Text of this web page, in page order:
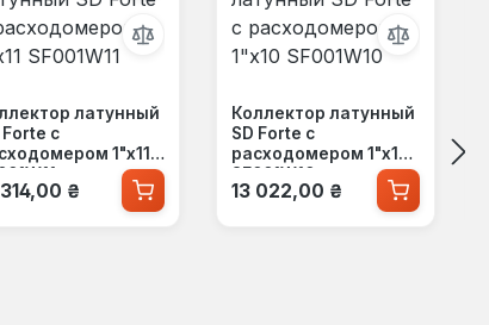
латунный
Forte с
1"х11
цена:
₴
Коллектор латунный
SD Forte с
расходомером 1"х10
SF001W10
Обычная цена:
13 022,00 ₴